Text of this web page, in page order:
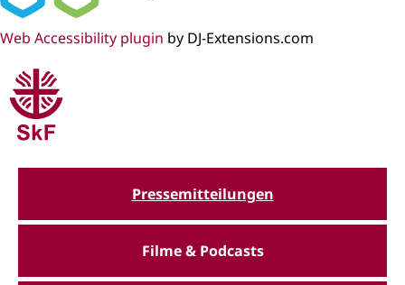
Web Accessibility plugin by DJ-Extensions.com
Pressemitteilungen
Filme & Podcasts